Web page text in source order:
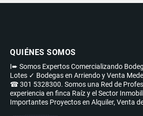
QUIÉNES SOMOS
I➨ Somos Expertos Comercializando
Lotes ✓ Bodegas en Arriendo y Venta
☎ 301 5328300. Somos una Red de
experiencia en finca Raíz y el Sector
Importantes Proyectos en Alquiler, Venta